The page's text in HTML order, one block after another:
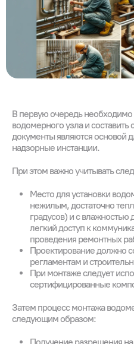
В первую очередь необходимо
водомерного узла и
документы являются основой
надзорные инстанции.
При этом важно учитывать
Место для установки
нежилым, достаточно
градусов) и с
легкий доступ к
проведения ремонтных
Проектирование должно
регламентам и
При монтаже следует
сертифицированные
Затем процесс монтажа
следующим образом: